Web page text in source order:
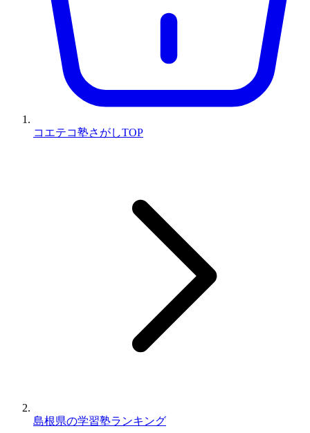
コエテコ塾さがしTOP
島根県の学習塾ランキング